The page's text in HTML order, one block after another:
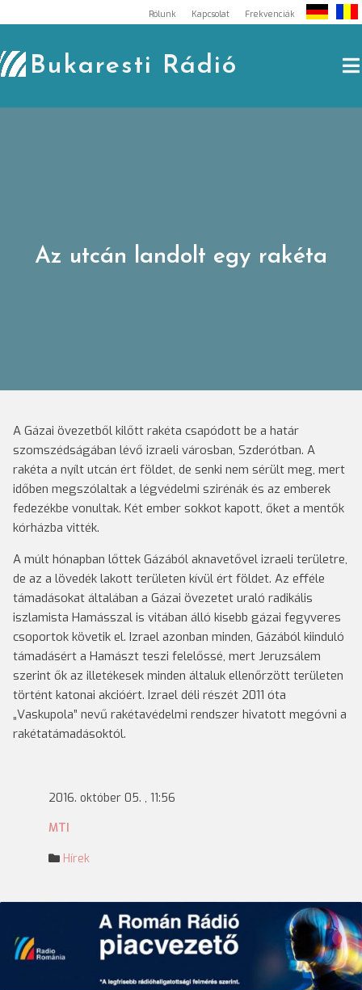
to
content
Rólunk Kapcsolat Frekvenciák
Bukaresti Rádió
Az utcán landolt egy rakéta
A Gázai övezetből kilőtt rakéta csapódott be a határ
szomszédságában lévő izraeli városban, Szderótban. A
rakéta a nyílt utcán ért földet, de senki nem sérült meg, mert
időben megszólaltak a légvédelmi szirénák és az emberek
fedezékbe vonultak. Két ember sokkot kapott, őket a mentők
kórházba vitték.
A múlt hónapban lőttek Gázából aknavetővel izraeli területre,
de az a lövedék lakott területen kívül ért földet. Az efféle
támadásokat általában a Gázai övezetet uraló radikális
iszlamista Hamásszal is vitában álló kisebb gázai fegyveres
csoportok követik el. Izrael azonban minden, Gázából kiinduló
támadásért a Hamászt teszi felelőssé, mert Jeruzsálem
szerint ők az illetékesek minden általuk ellenőrzött területen
történt katonai akcióért. Izrael déli részét 2011 óta
„Vaskupola” nevű rakétavédelmi rendszer hivatott megóvni a
rakétatámadásoktól.
2016. október 05. , 11:56
MTI
Hírek